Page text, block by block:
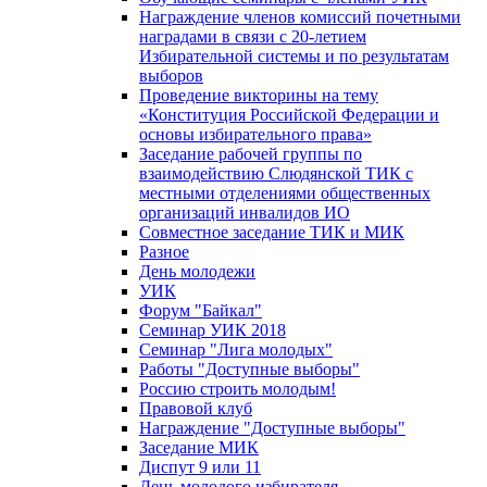
Награждение членов комиссий почетными
наградами в связи с 20-летием
Избирательной системы и по результатам
выборов
Проведение викторины на тему
«Конституция Российской Федерации и
основы избирательного права»
Заседание рабочей группы по
взаимодействию Слюдянской ТИК с
местными отделениями общественных
организаций инвалидов ИО
Совместное заседание ТИК и МИК
Разное
День молодежи
УИК
Форум "Байкал"
Семинар УИК 2018
Семинар "Лига молодых"
Работы "Доступные выборы"
Россию строить молодым!
Правовой клуб
Награждение "Доступные выборы"
Заседание МИК
Диспут 9 или 11